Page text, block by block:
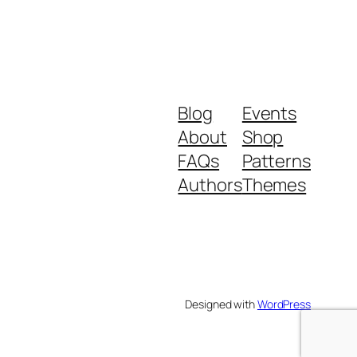
Blog
About
FAQs
Authors
Events
Shop
Patterns
Themes
Designed withWordPress